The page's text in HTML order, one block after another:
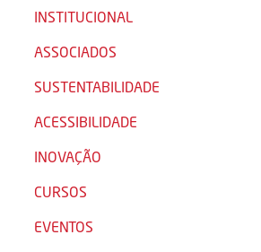
INSTITUCIONAL
ASSOCIADOS
SUSTENTABILIDADE
ACESSIBILIDADE
INOVAÇÃO
CURSOS
EVENTOS